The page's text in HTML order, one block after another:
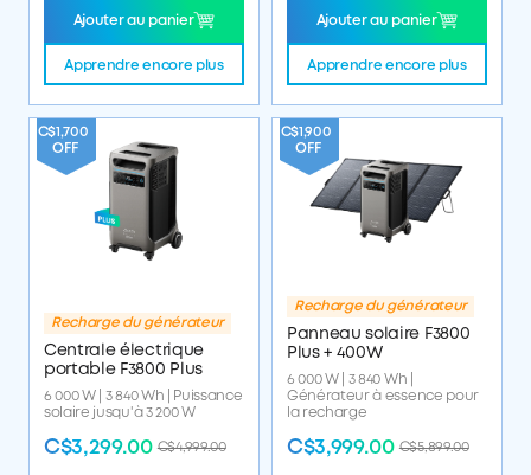
Ajouter au panier
Apprendre encore plus
Ajouter au panier
Apprendre encore plus
C$1,700
OFF
Recharge du générateur
Centrale électrique
portable F3800 Plus
6 000 W | 3 840 Wh | Puissance
solaire jusqu'à 3 200 W
C$3,299.00 C$4,999.00
C$1,900
OFF
Recharge du générateur
Panneau solaire F3800
Plus + 400W
6 000 W | 3 840 Wh |
Générateur à essence pour
la recharge
C$3,999.00 C$5,899.00